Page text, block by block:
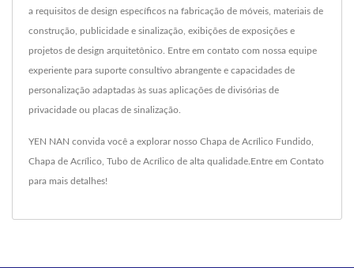
a requisitos de design específicos na fabricação de móveis, materiais de
construção, publicidade e sinalização, exibições de exposições e
projetos de design arquitetônico. Entre em contato com nossa equipe
experiente para suporte consultivo abrangente e capacidades de
personalização adaptadas às suas aplicações de divisórias de
privacidade ou placas de sinalização.
YEN NAN convida você a explorar nosso Chapa de Acrílico Fundido
Chapa de Acrílico Tubo de Acrílico de alta qualidade. Entre em Contato
para mais detalhes!